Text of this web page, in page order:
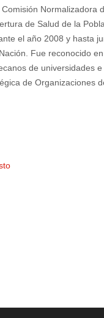
de Salud de la
el año 2008 y hasta
Fue reconocido
de universidades
de Organizaciones